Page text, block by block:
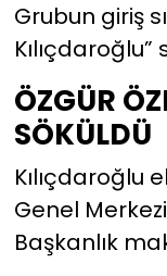
Grubun giriş
ÖZGÜR
SÖKÜLDÜ
Kılıçdaroğlu
Genel
Başkanlık